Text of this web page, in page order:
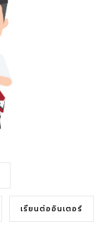
เรียนต่ออินเตอร์